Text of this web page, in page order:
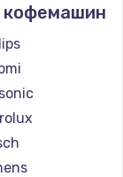
кофемашин